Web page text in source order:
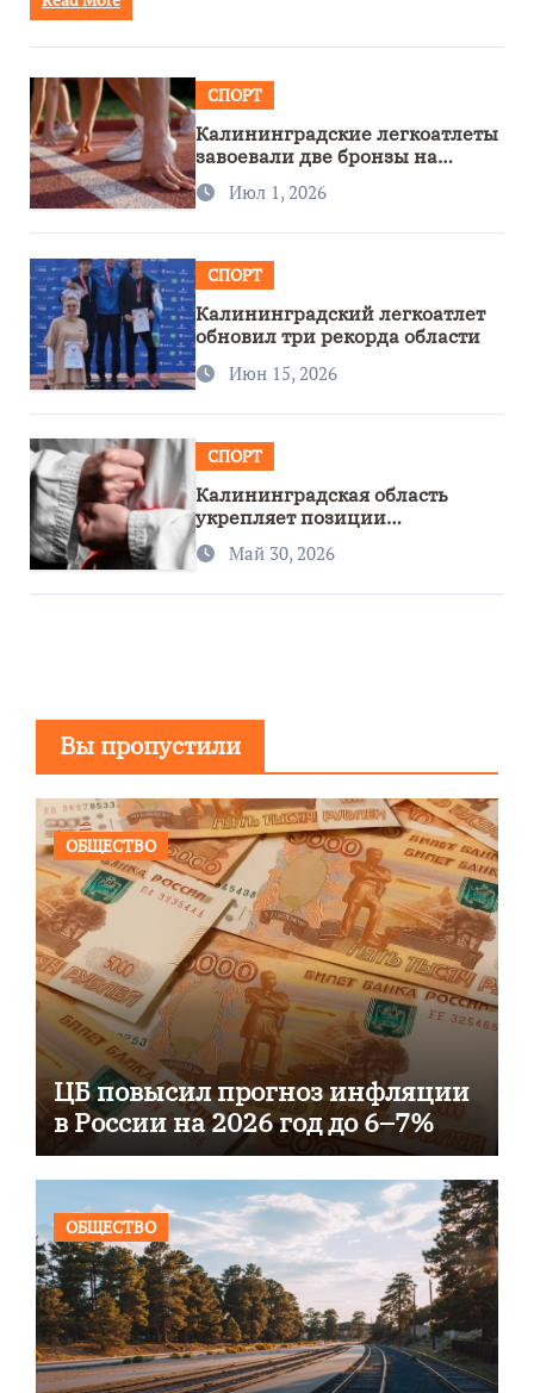
СПОРТ
Калининградские легкоатлеты
завоевали две бронзы на
первенстве России
Июл 1, 2026
СПОРТ
Калининградский легкоатлет
обновил три рекорда области
Июн 15, 2026
СПОРТ
Калининградская область
укрепляет позиции
спортивного региона
Май 30, 2026
Вы пропустили
ОБЩЕСТВО
ЦБ повысил прогноз инфляции
в России на 2026 год до 6–7%
ОБЩЕСТВО